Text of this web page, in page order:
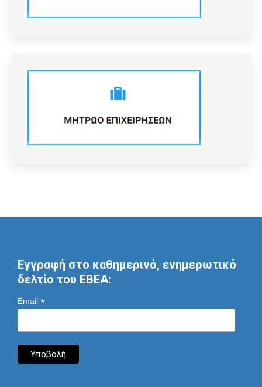
Εγγραφή στο καθημερινό, ενημερωτικό
δελτίο του ΕΒΕΑ:
Email *